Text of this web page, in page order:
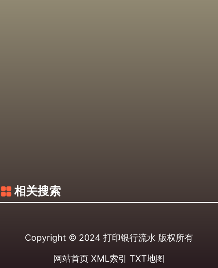
相关搜索
Copyright © 2024 打印银行流水 版权所有
网站首页 XML索引 TXT地图